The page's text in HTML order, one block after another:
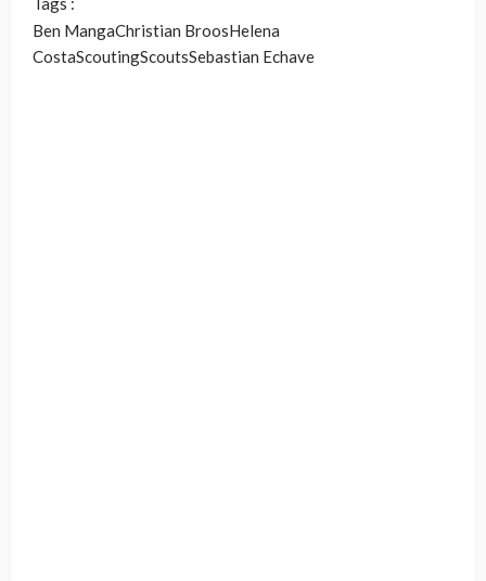
Ben MangaChristian BroosHelena
CostaScoutingScoutsSebastian Echave